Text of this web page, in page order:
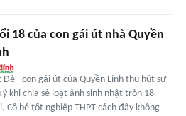
18 của con gái út nhà Quyền
Dẻ - con gái út của Quyền Linh thu hút sự
ý khi chia sẻ loạt ảnh sinh nhật tròn 18
Cô bé tốt nghiệp THPT cách đây không